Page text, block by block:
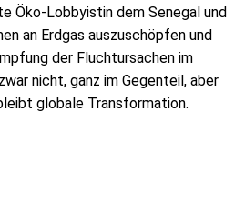
Öko-Lobbyistin dem Senegal und
an Erdgas auszuschöpfen und
der Fluchtursachen im
nicht, ganz im Gegenteil, aber
globale Transformation.